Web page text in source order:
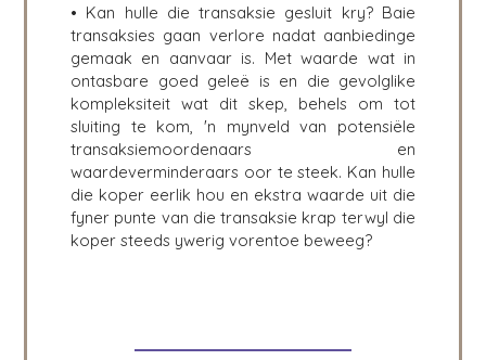
• Kan hulle die transaksie gesluit kry? Baie
transaksies gaan verlore nadat aanbiedinge
gemaak en aanvaar is. Met waarde wat in
ontasbare goed geleë is en die gevolglike
kompleksiteit wat dit skep, behels om tot
sluiting te kom, 'n mynveld van potensiële
transaksiemoordenaars en
waardeverminderaars oor te steek. Kan hulle
die koper eerlik hou en ekstra waarde uit die
fyner punte van die transaksie krap terwyl die
koper steeds ywerig vorentoe beweeg?